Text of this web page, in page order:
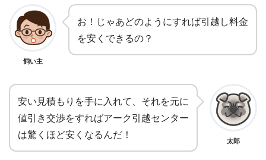
飼い主
お！じゃあどのようにすれば引越し料金
を安くできるの？
安い見積もりを手に入れて、それを元に
値引き交渉をすればアーク引越センター
は驚くほど安くなるんだ！
太郎